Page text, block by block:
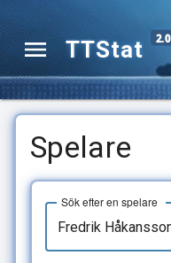
TTStat 2.0
Spelare
Sök efter en spelare